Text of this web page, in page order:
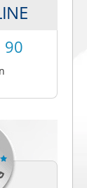
90